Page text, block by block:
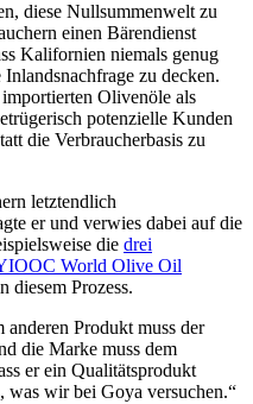
diese Nullsummenwelt zu
einen Bärendienst
Kalifornien niemals genug
zu decken.
Olivenöle als
potenzielle Kunden
die Verbraucherbasis zu
letztendlich
er und verwies dabei auf die
die drei
World Olive Oil
diesem Prozess.
Produkt muss der
die Marke muss dem
er ein Qualitätsprodukt
was wir bei Goya versuchen.“